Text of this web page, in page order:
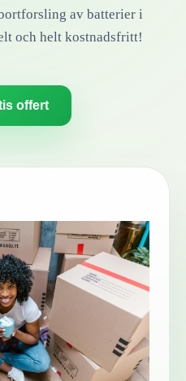
av batterier i
och helt kostnadsfritt!
offert